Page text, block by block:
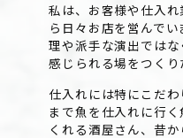
私は、お客様や仕入
ら日々お店を営んで
理や派手な演出では
感じられる場をつくり
仕入れには特にこだ
まで魚を仕入れに行
くれる酒屋さん、昔か